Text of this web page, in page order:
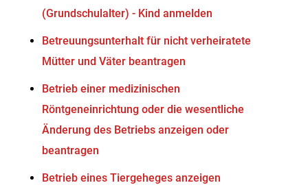
(Grundschulalter) - Kind anmelden
Betreuungsunterhalt für nicht verheiratete
Mütter und Väter beantragen
Betrieb einer medizinischen
Röntgeneinrichtung oder die wesentliche
Änderung des Betriebs anzeigen oder
beantragen
Betrieb eines Tiergeheges anzeigen